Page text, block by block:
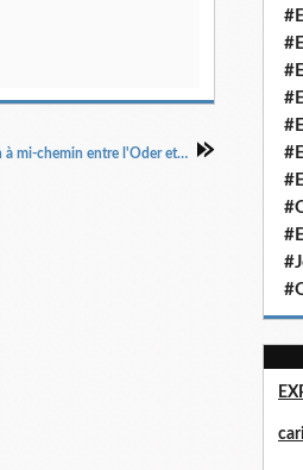
« Koniev atteint Sagan à mi-chemin entre l'Oder et la Sprée Démission de m. Deniau paris a faim La conférence des trois à Yalta en Crimée », Libaration Soir, 14/2/1945.